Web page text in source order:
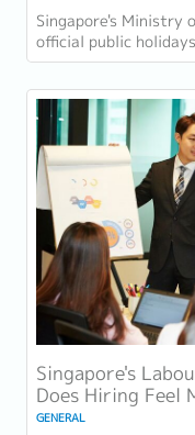
Singapore's Ministry
official public
are 11 gazetted
Singapore's
Does Hiring Feel
GENERAL